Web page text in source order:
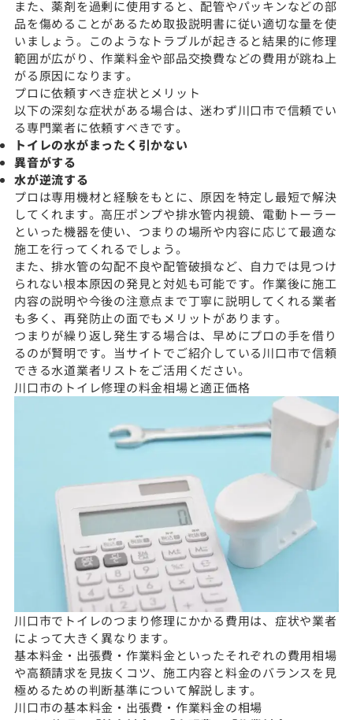
また、薬剤を過剰に使用すると、配管やパッキンなどの部
品を傷めることがあるため取扱説明書に従い適切な量を使
いましょう。このようなトラブルが起きると結果的に修理
範囲が広がり、作業料金や部品交換費などの費用が跳ね上
がる原因になります。
プロに依頼すべき症状とメリット
以下の深刻な症状がある場合は、迷わず川口市で信頼でい
る専門業者に依頼すべきです。
トイレの水がまったく引かない
異音がする
水が逆流する
プロは専用機材と経験をもとに、原因を特定し最短で解決
してくれます。高圧ポンプや排水管内視鏡、電動トーラー
といった機器を使い、つまりの場所や内容に応じて最適な
施工を行ってくれるでしょう。
また、排水管の勾配不良や配管破損など、自力では見つけ
られない根本原因の発見と対処も可能です。作業後に施工
内容の説明や今後の注意点まで丁寧に説明してくれる業者
も多く、再発防止の面でもメリットがあります。
つまりが繰り返し発生する場合は、早めにプロの手を借り
るのが賢明です。当サイトでご紹介している川口市で信頼
できる水道業者リストをご活用ください。
川口市のトイレ修理の料金相場と適正価格
川口市でトイレのつまり修理にかかる費用は、症状や業者
によって大きく異なります。
基本料金・出張費・作業料金といったそれぞれの費用相場
や高額請求を見抜くコツ、施工内容と料金のバランスを見
極めるための判断基準について解説します。
川口市の基本料金・出張費・作業料金の相場